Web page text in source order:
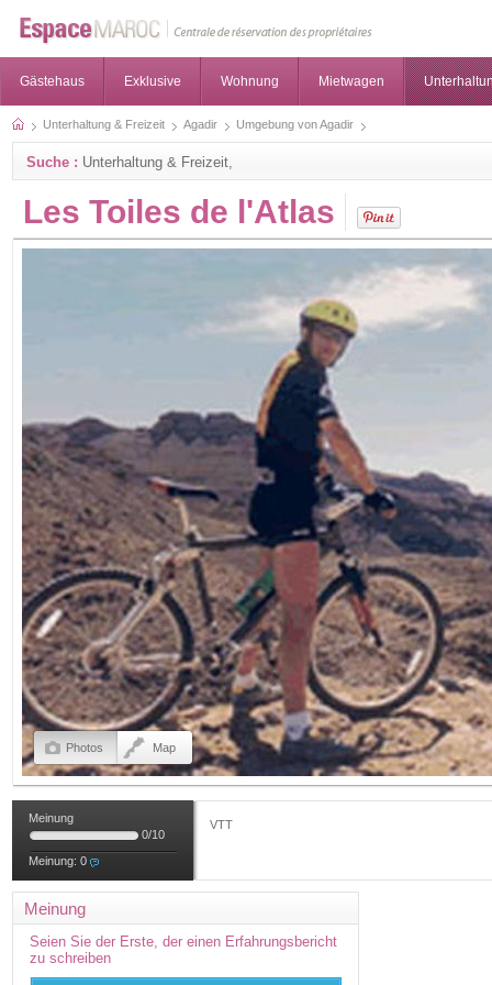
Gästehaus Exklusive Wohnung Mietwagen
Unterhaltung & Freizeit Agadir Umgebung von Agadir
Suche : Unterhaltung & Freizeit,
Les Toiles de l'Atlas
Photos Map
Meinung
0/10
Meinung: 0
VTT
Meinung
Seien Sie der Erste, der einen Erfahrungsbericht
zu schreiben